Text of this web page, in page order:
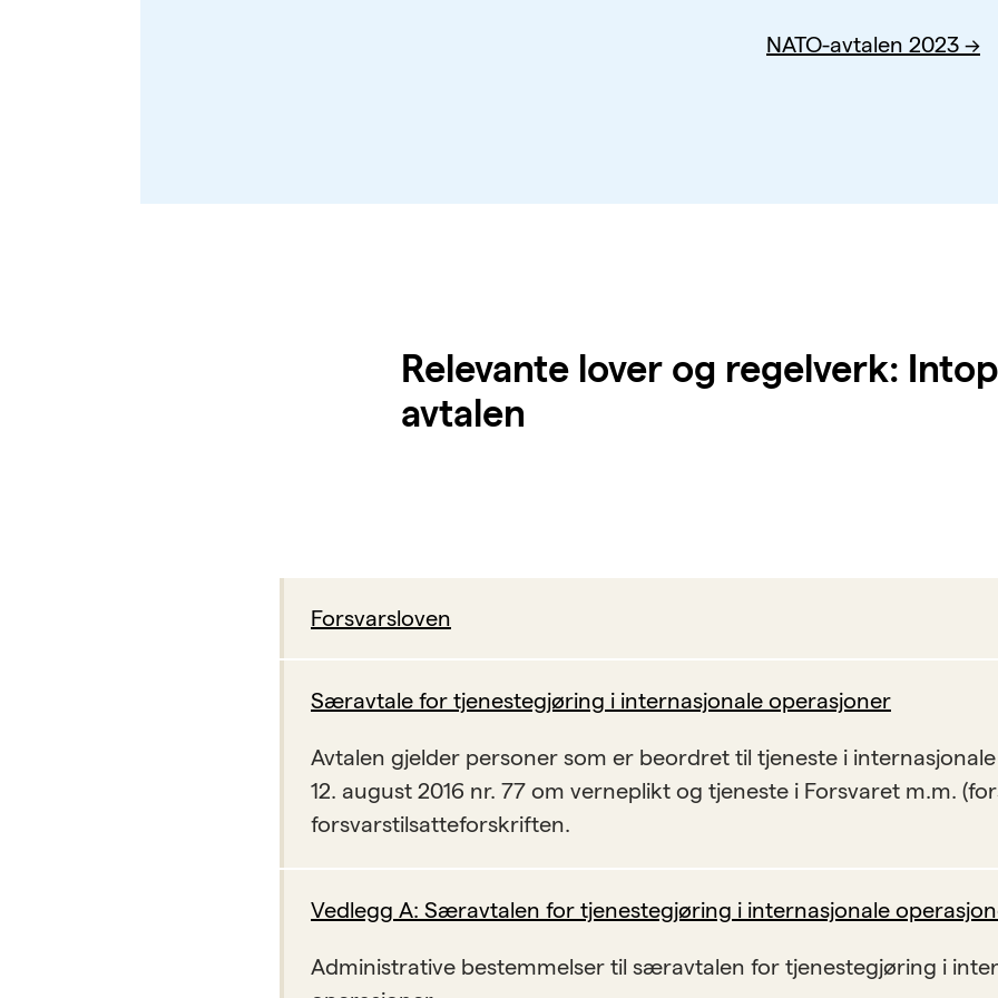
NATO-avtalen 2023
Relevante lover og regelverk:
avtalen
Forsvarsloven
Særavtale for tjenestegjøring i internasjonale operasjoner
Avtalen gjelder personer som er beordret til tjeneste i
12. august 2016 nr. 77 om verneplikt og tjeneste i Forsvaret m.m.
forsvarstilsatteforskriften.
Vedlegg A: Særavtalen for tjenestegjøring i internasjonale
Administrative bestemmelser til særavtalen for tjenestegjøring i